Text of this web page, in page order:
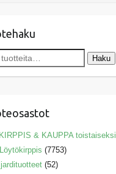
Haku
& KAUPPA toistaiseksi
(7753)
(52)